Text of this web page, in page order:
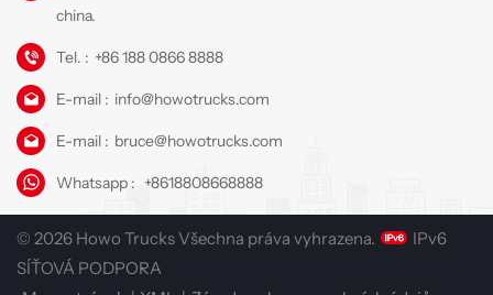
china.
Tel. : +86 188 0866 8888
E-mail : info@howotrucks.com
E-mail : bruce@howotrucks.com
Whatsapp : +8618808668888
© 2026 Howo Trucks Všechna práva vyhrazena.
IPv6
SÍŤOVÁ PODPORA